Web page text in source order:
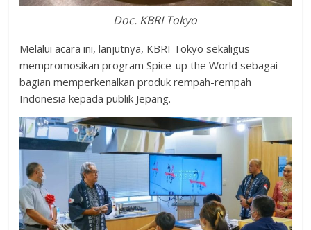
Doc. KBRI Tokyo
Melalui acara ini, lanjutnya, KBRI Tokyo sekaligus
mempromosikan program Spice-up the World sebagai
bagian memperkenalkan produk rempah-rempah
Indonesia kepada publik Jepang.